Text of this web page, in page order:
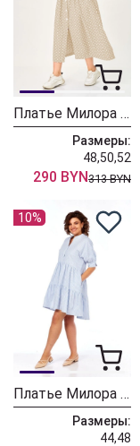
Платье Милора Стиль 1251 бежевый в горох
Размеры:
48,50,52
290 BYN313 BYN
10%
Платье Милора Стиль 1355 белый
Размеры:
44,48